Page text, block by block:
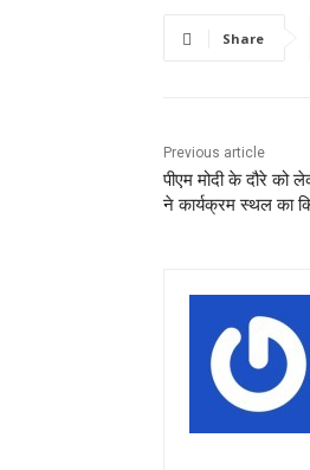
Share
Previous article
पीएम मोदी के दौरे को
ने कार्यक्रम स्थल का